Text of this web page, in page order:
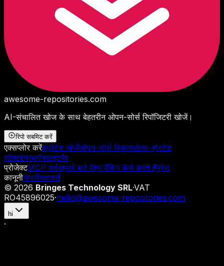
awesome-repositories.com
AI-संचालित खोज के साथ बेहतरीन ओपन-सोर्स रिपॉजिटरी खोजें।
रिपो सबमिट करें
एक्सप्लोर करेंक्यूरेटेड खोजेंओपन-सोर्स विकल्पसेल्फ-होस्टेड
सॉफ्टवेयरब्लॉगसाइटमैप
प्रोजेक्टMCP सर्वरहमारे बारे मेंहम रैंकिंग कैसे करते हैंप्रेस
कानूनीगोपनीयताशर्तें
© 2026 Bringes Technology SRL·VAT
RO45896025·hello@awesome-repositories.com
hi
·